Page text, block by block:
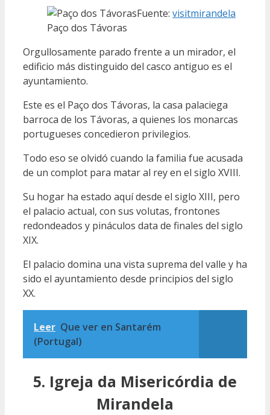
Fuente: visitmirandela
Paço dos Távoras
Orgullosamente parado frente a un mirador, el
edificio más distinguido del casco antiguo es el
ayuntamiento.
Este es el Paço dos Távoras, la casa palaciega
barroca de los Távoras, a quienes los monarcas
portugueses concedieron privilegios.
Todo eso se olvidó cuando la familia fue acusada
de un complot para matar al rey en el siglo XVIII.
Su hogar ha estado aquí desde el siglo XIII, pero
el palacio actual, con sus volutas, frontones
redondeados y pináculos data de finales del siglo
XIX.
El palacio domina una vista suprema del valle y ha
sido el ayuntamiento desde principios del siglo
XX.
Leer Que ver en Santarém
(Portugal)
5. Igreja da Misericórdia de
Mirandela